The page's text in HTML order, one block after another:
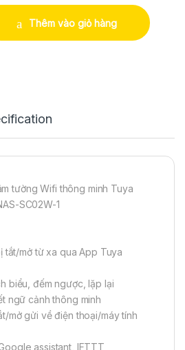
Wifi thông minh Tuya hình chữ nhật 1
Thêm vào giỏ hàng
tường Wifi thông minh Tuya
SC02W-1
tắt/mở từ xa qua App Tuya
biểu, đếm ngược, lặp lại
ngữ cảnh thông minh
mở gửi về điện thoại/máy tính
assistant, IFTTT